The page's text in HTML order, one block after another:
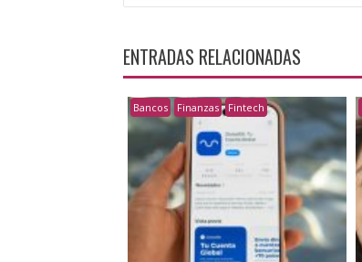
ENTRADAS RELACIONADAS
Bancos Finanzas Fintech